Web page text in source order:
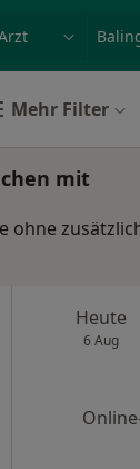
Mehr Filter
mit
ohne
Heute
6 Aug